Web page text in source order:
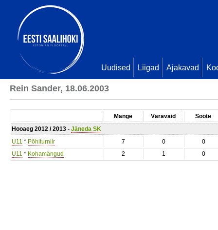
Uudised Liigad Ajakavad
Rein Sander, 18.06.2003
Mänge Väravaid
Sööte
Hooaeg 2012 / 2013 - Jäneda SK
U11 * Põhiturniir 7 0
0
U11 * Kohamängud 2 1 0